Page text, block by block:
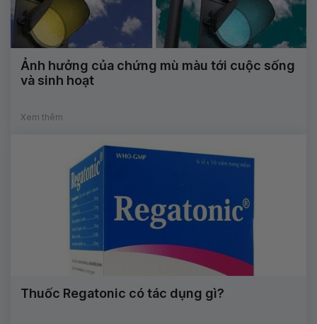
Ảnh hưởng của chứng mù màu tới cuộc sống
và sinh hoạt
Xem thêm
Thuốc Regatonic có tác dụng gì?